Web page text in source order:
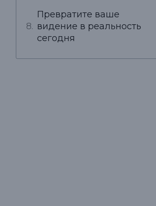
Превратите ваше
видение в реальность
сегодня